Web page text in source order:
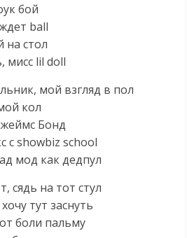
бой
ball
на стол
мисс lil doll
мой взгляд в пол
кол
Бонд
с showbiz school
мод как дедпул
сядь на тот стул
тут заснуть
боли пальму